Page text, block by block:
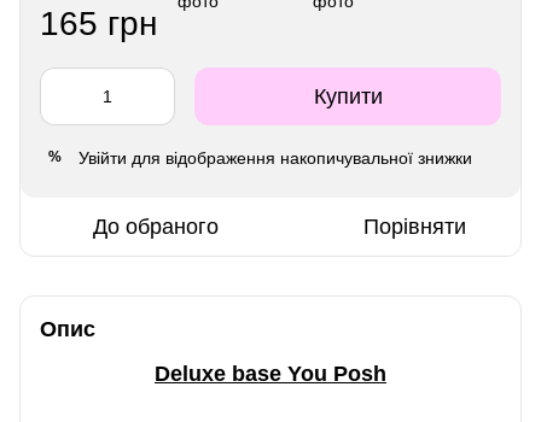
165 грн
Купити
% Увійти для відображення накопичувальної знижки
До обраного Порівняти
Опис
Deluxe base You Posh